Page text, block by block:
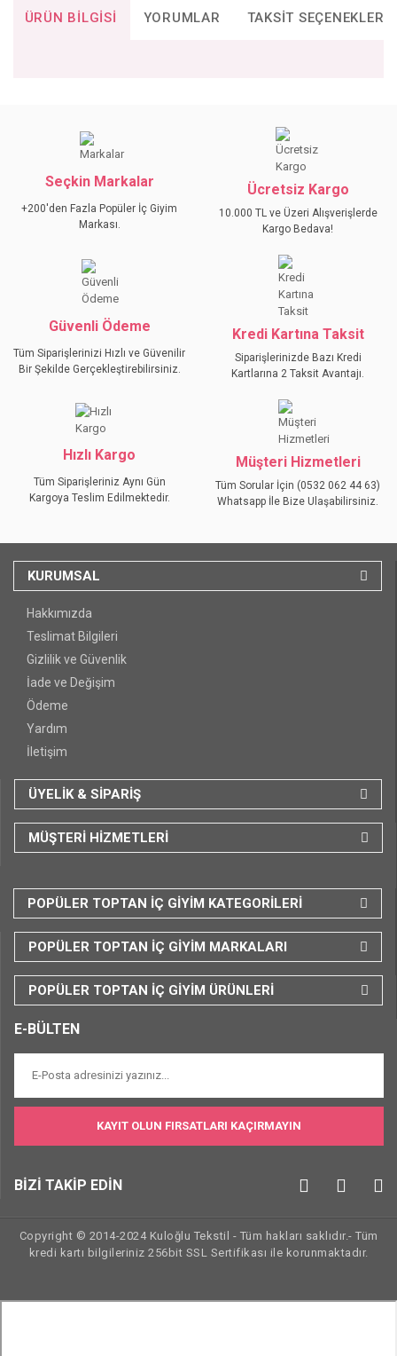
ÜRÜN BILGISI YORUMLAR TAKSIT SEÇENEKLERI
kullanarak tarafımıza iletebilirsiniz.
Görüş ve önerileriniz için teşekkür ederiz.
Ürün açıklamasında eksik bilgiler bulunuyor.
Ürün fiyatı diğer sitelerden daha pahalı.
Bu ürüne benzer farklı alternatifler olmalı.
Seçkin Markalar
+200'den Fazla Popüler İç Giyim
Markası.
Ücretsiz Kargo
10.000 TL ve Üzeri Alışverişlerde
Kargo Bedava!
Güvenli Ödeme
Tüm Siparişlerinizi Hızlı ve Güvenilir
Bir Şekilde Gerçekleştirebilirsiniz.
Kredi Kartına Taksit
Siparişlerinizde Bazı Kredi
Kartlarına 2 Taksit Avantajı.
Hızlı Kargo
Tüm Siparişleriniz Aynı Gün
Kargoya Teslim Edilmektedir.
Müşteri Hizmetleri
Tüm Sorular İçin (0532 062 44 63)
Whatsapp İle Bize Ulaşabilirsiniz.
KURUMSAL
Hakkımızda
Teslimat Bilgileri
Gizlilik ve Güvenlik
İade ve Değişim
Ödeme
Yardım
İletişim
ÜYELİK & SİPARİŞ
MÜŞTERİ HİZMETLERİ
POPÜLER TOPTAN İÇ GİYİM KATEGORİLERİ
POPÜLER TOPTAN İÇ GİYİM MARKALARI
POPÜLER TOPTAN İÇ GİYİM ÜRÜNLERİ
E-BÜLTEN
KAYIT OLUN FIRSATLARI KAÇIRMAYIN
BİZİ TAKİP EDİN
Copyright © 2014-2024 Kuloğlu Tekstil - Tüm hakları saklıdır.- Tüm
kredi kartı bilgileriniz 256bit SSL Sertifikası ile korunmaktadır.